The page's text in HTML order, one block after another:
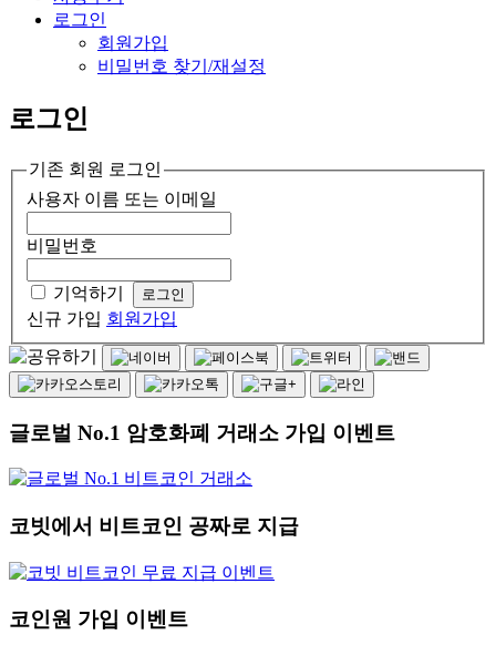
로그인
회원가입
비밀번호 찾기/재설정
로그인
기존 회원 로그인
사용자 이름 또는 이메일
비밀번호
기억하기
신규 가입 회원가입
글로벌 No.1 암호화폐 거래소 가입 이벤트
코빗에서 비트코인 공짜로 지급
코인원 가입 이벤트